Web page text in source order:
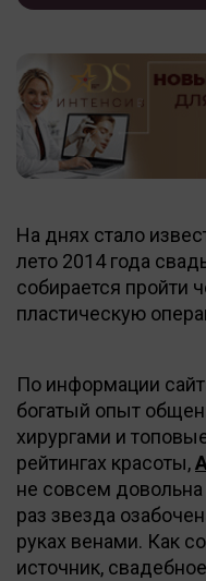
На днях стало
лето 2014 года
собирается пройти
пластическую
По информации
богатый опыт
хирургами и
рейтингах красоты,
не совсем
раз звезда
руках венами. Как
источник,